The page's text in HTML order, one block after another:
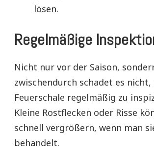
lösen.
Regelmäßige
Nicht nur vor der Saison,
zwischendurch schadet es nicht,
Feuerschale regelmäßig zu
Kleine Rostflecken oder Risse
schnell vergrößern, wenn man
behandelt.